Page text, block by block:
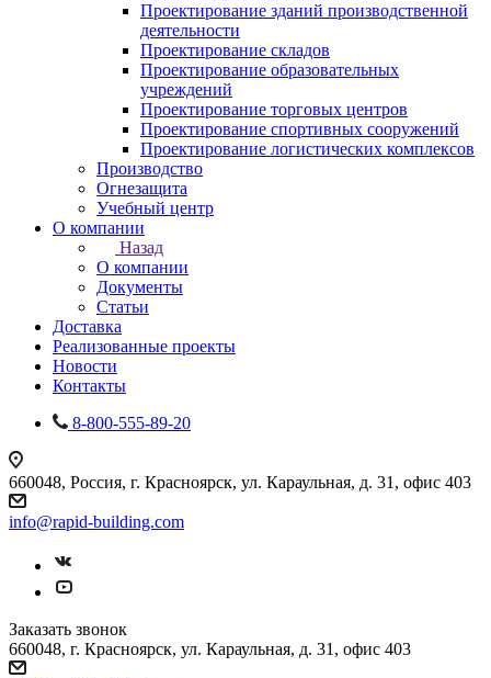
Проектирование зданий производственной
деятельности
Проектирование складов
Проектирование образовательных
учреждений
Проектирование торговых центров
Проектирование спортивных сооружений
Проектирование логистических комплексов
Производство
Огнезащита
Учебный центр
О компании
Назад
О компании
Документы
Статьи
Доставка
Реализованные проекты
Новости
Контакты
8-800-555-89-20
660048, Россия, г. Красноярск, ул. Караульная, д. 31, офис 403
info@rapid-building.com
Заказать звонок
660048, г. Красноярск, ул. Караульная, д. 31, офис 403